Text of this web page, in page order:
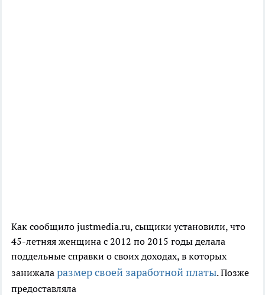
Как сообщило justmedia.ru, сыщики установили, что
45-летняя женщина с 2012 по 2015 годы делала
поддельные справки о своих доходах, в которых
занижала размер своей заработной платы. Позже
предоставляла